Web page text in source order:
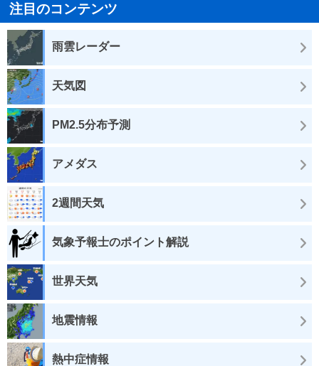
注目のコンテンツ
雨雲レーダー
天気図
PM2.5分布予測
アメダス
2週間天気
気象予報士のポイント解説
世界天気
地震情報
熱中症情報